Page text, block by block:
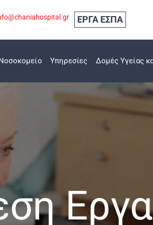
ΕΡΓΑ ΕΣΠΑ
Νοσοκομείο Υπηρεσίες Δομές Υγείας